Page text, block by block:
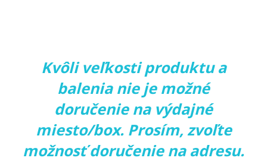
Kvôli veľkosti produktu a
balenia nie je možné
doručenie na výdajné
miesto/box. Prosím, zvoľte
možnosť doručenie na adresu.